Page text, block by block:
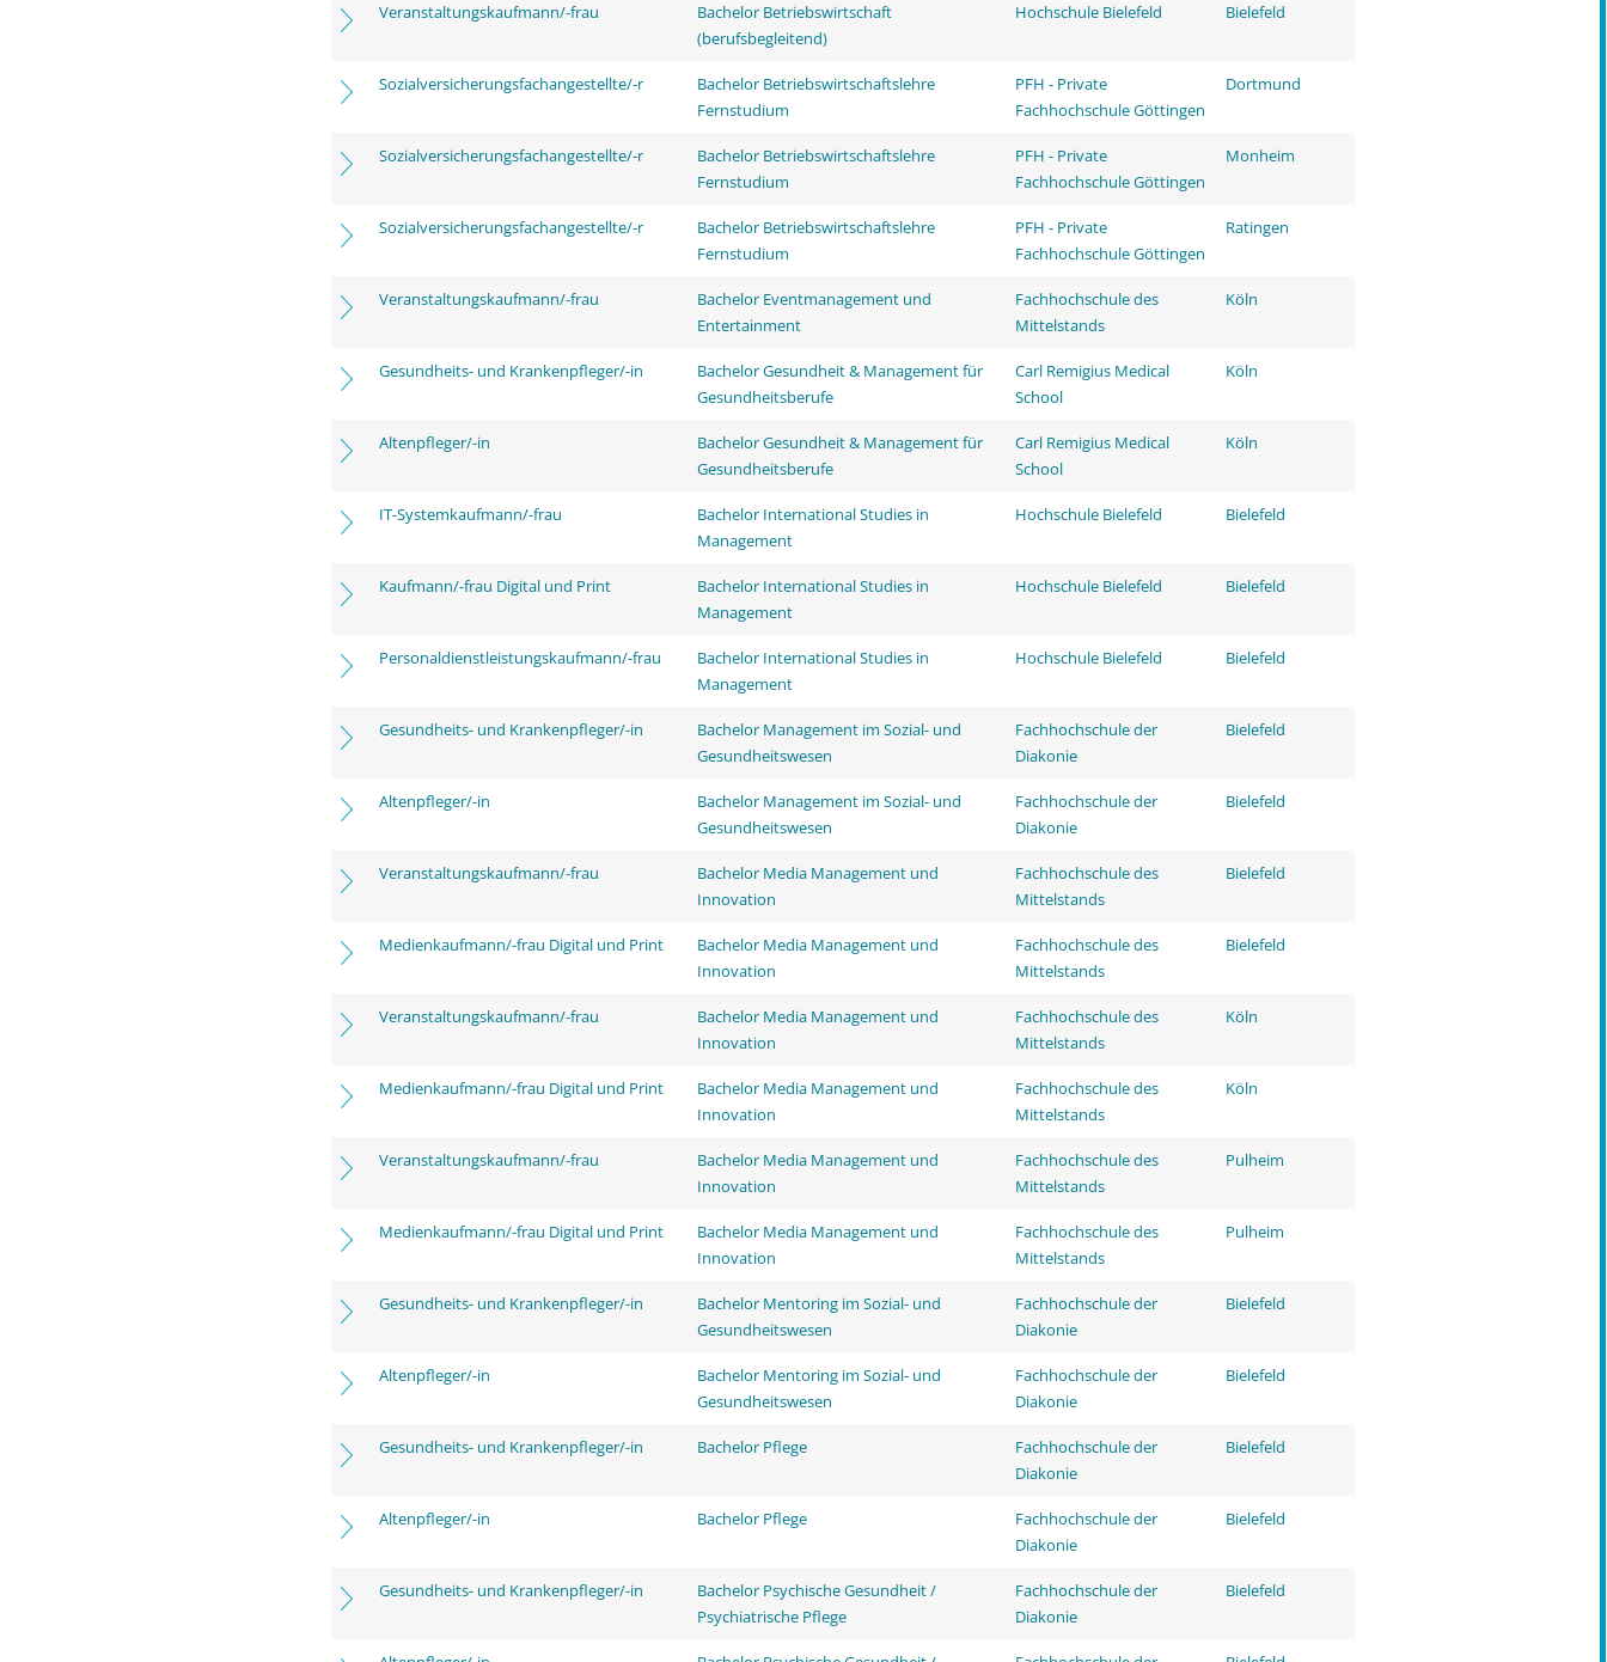
Veranstaltungskaufmann/-frau
Bachelor Betriebswirtschaft
(berufsbegleitend)
Hochschule Bielefeld Bielefeld
Sozialversicherungsfachangestellte/-r
Bachelor Betriebswirtschaftslehre
Fernstudium
PFH - Private
Fachhochschule Göttingen
Dortmund
Sozialversicherungsfachangestellte/-r
Bachelor Betriebswirtschaftslehre
Fernstudium
PFH - Private
Fachhochschule Göttingen
Monheim
Sozialversicherungsfachangestellte/-r
Bachelor Betriebswirtschaftslehre
Fernstudium
PFH - Private
Fachhochschule Göttingen
Ratingen
Veranstaltungskaufmann/-frau
Bachelor Eventmanagement und
Entertainment
Fachhochschule des
Mittelstands
Köln
Gesundheits- und Krankenpfleger/-in
Bachelor Gesundheit & Management für
Gesundheitsberufe
Carl Remigius Medical
School
Köln
Altenpfleger/-in
Bachelor Gesundheit & Management für
Gesundheitsberufe
Carl Remigius Medical
School
Köln
IT-Systemkaufmann/-frau
Bachelor International Studies in
Management
Hochschule Bielefeld Bielefeld
Kaufmann/-frau Digital und Print
Bachelor International Studies in
Management
Hochschule Bielefeld Bielefeld
Personaldienstleistungskaufmann/-frau
Bachelor International Studies in
Management
Hochschule Bielefeld Bielefeld
Gesundheits- und Krankenpfleger/-in
Bachelor Management im Sozial- und
Gesundheitswesen
Fachhochschule der
Diakonie
Bielefeld
Altenpfleger/-in
Bachelor Management im Sozial- und
Gesundheitswesen
Fachhochschule der
Diakonie
Bielefeld
Veranstaltungskaufmann/-frau
Bachelor Media Management und
Innovation
Fachhochschule des
Mittelstands
Bielefeld
Medienkaufmann/-frau Digital und Print
Bachelor Media Management und
Innovation
Fachhochschule des
Mittelstands
Bielefeld
Veranstaltungskaufmann/-frau
Bachelor Media Management und
Innovation
Fachhochschule des
Mittelstands
Köln
Medienkaufmann/-frau Digital und Print
Bachelor Media Management und
Innovation
Fachhochschule des
Mittelstands
Köln
Veranstaltungskaufmann/-frau
Bachelor Media Management und
Innovation
Fachhochschule des
Mittelstands
Pulheim
Medienkaufmann/-frau Digital und Print
Bachelor Media Management und
Innovation
Fachhochschule des
Mittelstands
Pulheim
Gesundheits- und Krankenpfleger/-in
Bachelor Mentoring im Sozial- und
Gesundheitswesen
Fachhochschule der
Diakonie
Bielefeld
Altenpfleger/-in
Bachelor Mentoring im Sozial- und
Gesundheitswesen
Fachhochschule der
Diakonie
Bielefeld
Gesundheits- und Krankenpfleger/-in Bachelor Pflege
Fachhochschule der
Diakonie
Bielefeld
Altenpfleger/-in Bachelor Pflege
Fachhochschule der
Diakonie
Bielefeld
Gesundheits- und Krankenpfleger/-in
Bachelor Psychische Gesundheit /
Psychiatrische Pflege
Fachhochschule der
Diakonie
Bielefeld